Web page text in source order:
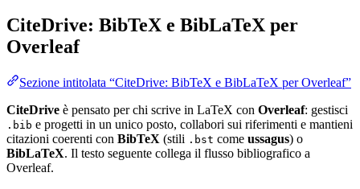
CiteDrive: BibTeX e BibLaTeX per
Overleaf
Sezione intitolata “CiteDrive: BibTeX e BibLaTeX per Overleaf”
CiteDrive è pensato per chi scrive in LaTeX con Overleaf: gestisci
.bib e progetti in un unico posto, collabori sui riferimenti e mantieni
citazioni coerenti con BibTeX (stili .bst come ussagus) o
BibLaTeX. Il testo seguente collega il flusso bibliografico a
Overleaf.